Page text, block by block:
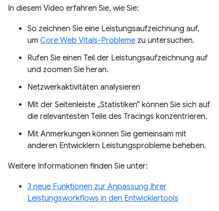
In diesem Video erfahren Sie, wie Sie:
So zeichnen Sie eine Leistungsaufzeichnung auf,
um Core Web Vitals-Probleme zu untersuchen.
Rufen Sie einen Teil der Leistungsaufzeichnung auf
und zoomen Sie heran.
Netzwerkaktivitäten analysieren
Mit der Seitenleiste „Statistiken“ können Sie sich auf
die relevantesten Teile des Tracings konzentrieren.
Mit Anmerkungen können Sie gemeinsam mit
anderen Entwicklern Leistungsprobleme beheben.
Weitere Informationen finden Sie unter:
3 neue Funktionen zur Anpassung Ihrer
Leistungsworkflows in den Entwicklertools